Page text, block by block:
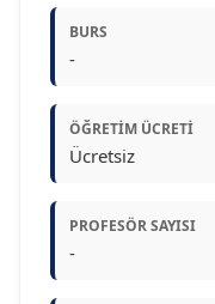
BURS
-
ÖĞRETIM ÜCRETI
Ücretsiz
PROFESÖR SAYISI
-